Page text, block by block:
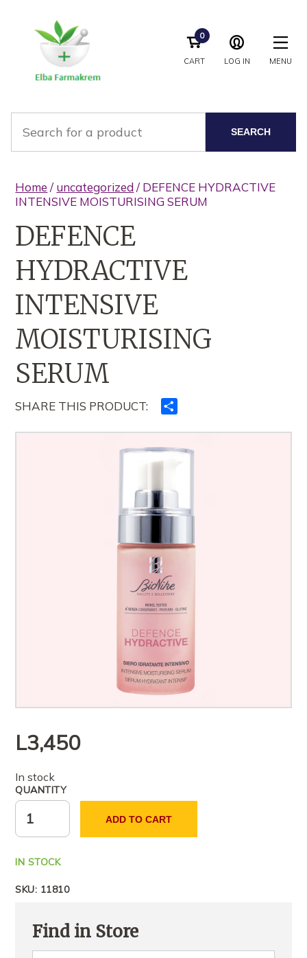
CART
0
LOG IN MENU
SEARCH
Home / uncategorized / DEFENCE HYDRACTIVE
INTENSIVE MOISTURISING SERUM
DEFENCE
HYDRACTIVE
INTENSIVE
MOISTURISING
SERUM
SHARE THIS PRODUCT:
tjerët
L3,450
In stock
QUANTITY
ADD TO CART
IN STOCK
SKU: 11810
Find in Store